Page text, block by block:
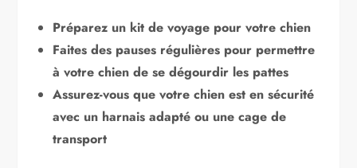
Préparez un kit de voyage pour votre chien
Faites des pauses régulières pour permettre
à votre chien de se dégourdir les pattes
Assurez-vous que votre chien est en sécurité
avec un harnais adapté ou une cage de
transport